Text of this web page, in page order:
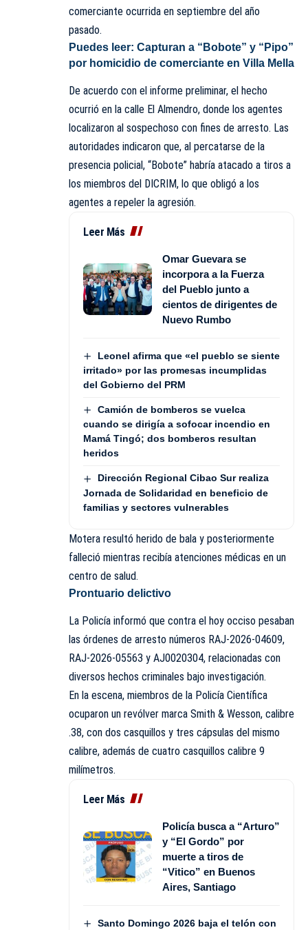
comerciante ocurrida en septiembre del año
pasado.
Puedes leer: Capturan a “Bobote” y “Pipo”
por homicidio de comerciante en Villa Mella
De acuerdo con el informe preliminar, el hecho
ocurrió en la calle El Almendro, donde los agentes
localizaron al sospechoso con fines de arresto. Las
autoridades indicaron que, al percatarse de la
presencia policial, “Bobote” habría atacado a tiros a
los miembros del DICRIM, lo que obligó a los
agentes a repeler la agresión.
Leer Más
Omar Guevara se
incorpora a la Fuerza
del Pueblo junto a
cientos de dirigentes de
Nuevo Rumbo
Leonel afirma que «el pueblo se siente
irritado» por las promesas incumplidas
del Gobierno del PRM
Camión de bomberos se vuelca
cuando se dirigía a sofocar incendio en
Mamá Tingó; dos bomberos resultan
heridos
Dirección Regional Cibao Sur realiza
Jornada de Solidaridad en beneficio de
familias y sectores vulnerables
Motera resultó herido de bala y posteriormente
falleció mientras recibía atenciones médicas en un
centro de salud.
Prontuario delictivo
La Policía informó que contra el hoy occiso pesaban
las órdenes de arresto números RAJ-2026-04609,
RAJ-2026-05563 y AJ0020304, relacionadas con
diversos hechos criminales bajo investigación.
En la escena, miembros de la Policía Científica
ocuparon un revólver marca Smith & Wesson, calibre
.38, con dos casquillos y tres cápsulas del mismo
calibre, además de cuatro casquillos calibre 9
milímetros.
Leer Más
Policía busca a “Arturo”
y “El Gordo” por
muerte a tiros de
“Vitico” en Buenos
Aires, Santiago
Santo Domingo 2026 baja el telón con